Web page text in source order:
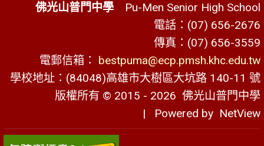
佛光山普門中學 Pu-Men Senior High School
電話：(07) 656-2676
傳真：(07) 656-3559
電郵信箱： bestpuma@ecp.pmsh.khc.edu.tw
學校地址：(84048)高雄市大樹區大坑路 140-11 號
版權所有 © 2015 - 2026 佛光山普門中學
| Powered by NetView